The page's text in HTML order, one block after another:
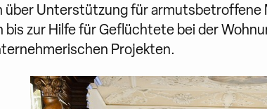
über Unterstützung für armutsbetroffene
zur Hilfe für Geflüchtete bei der
Projekten.